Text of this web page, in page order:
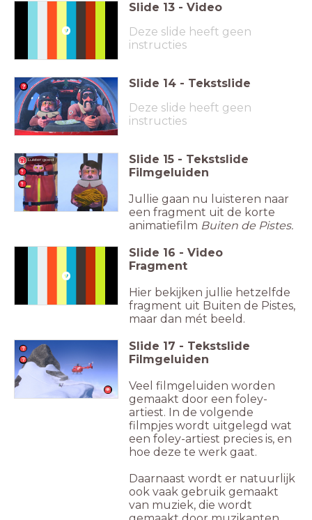
Slide 13 - Video
Deze slide heeft geen
instructies
Slide 14 - Tekstslide
Deze slide heeft geen
instructies
Luister goed Slide 15 - Tekstslide
Filmgeluiden
Jullie gaan nu luisteren naar
een fragment uit de korte
animatiefilm Buiten de Pistes.
Slide 16 - Video
Fragment
Hier bekijken jullie hetzelfde
fragment uit Buiten de Pistes,
maar dan mét beeld.
Slide 17 - Tekstslide
Filmgeluiden
Veel filmgeluiden worden
gemaakt door een foley-
artiest. In de volgende
filmpjes wordt uitgelegd wat
een foley-artiest precies is, en
hoe deze te werk gaat.
Daarnaast wordt er natuurlijk
ook vaak gebruik gemaakt
van muziek, die wordt